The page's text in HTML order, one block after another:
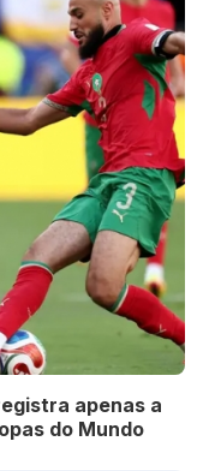
apenas a
do Mundo